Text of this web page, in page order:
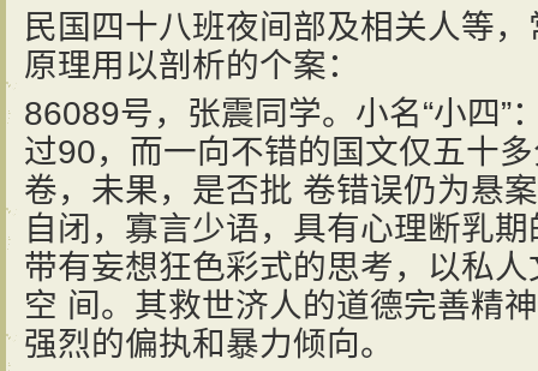
民国四十八班夜间部及相关人等
原理用以剖析的个案：
86089号，张震同学。小名“小四”
过90，而一向不错的国文仅五十
卷，未果，是否批 卷错误仍为悬
自闭，寡言少语，具有心理断乳
带有妄想狂色彩式的思考，以私
空 间。其救世济人的道德完善精
强烈的偏执和暴力倾向。